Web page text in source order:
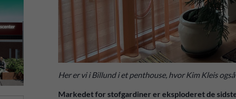
Her er vi i Billund i et penthouse, hvor Kim Kleis
Markedet for stofgardiner er eksploderet de